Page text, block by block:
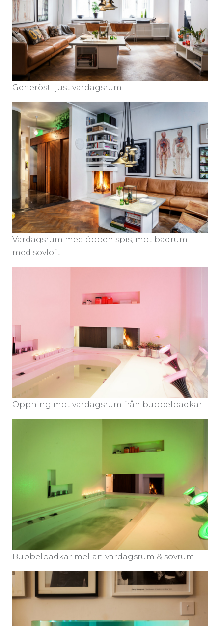
Generöst ljust vardagsrum
Vardagsrum med öppen spis, mot badrum
med sovloft
Öppning mot vardagsrum från bubbelbadkar
Bubbelbadkar mellan vardagsrum & sovrum